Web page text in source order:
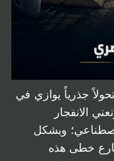
جذرياً يوازي في
الانفجار
وبشكل
خطى هذه